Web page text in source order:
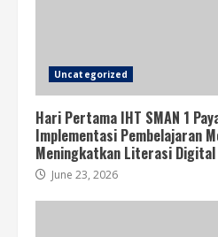
Uncategorized
Hari Pertama IHT SMAN 1
Implementasi Pembelajaran
Meningkatkan Literasi Digital
June 23, 2026